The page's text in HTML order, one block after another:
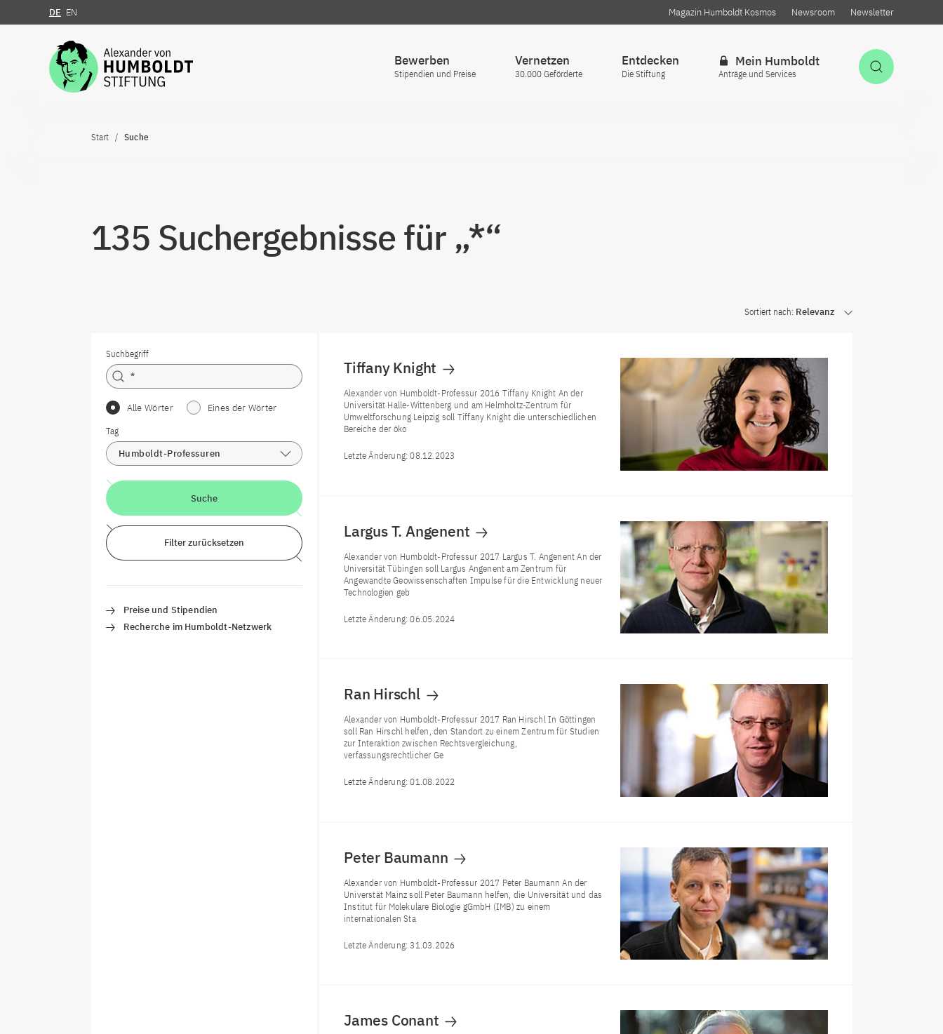
Zum Inhalt springen
DE EN Magazin Humboldt Kosmos Newsroom Newsletter
Bewerben
Stipendien und Preise
Vernetzen
30.000 Geförderte
Entdecken
Die Stiftung
Mein Humboldt
Anträge und Services
Start Suche
135 Suchergebnisse für „*“
Sortiert nach: Relevanz
Suchbegriff
Alle Wörter
Eines der Wörter
Tag
Humboldt-Professuren
Suche
Filter zurücksetzen
Preise und Stipendien
Recherche im Humboldt-Netzwerk
Tiffany Knight
Alexander von Humboldt-Professur 2016 Tiffany Knight An der
Universität Halle-Wittenberg und am Helmholtz-Zentrum für
Umweltforschung Leipzig soll Tiffany Knight die unterschiedlichen
Bereiche der öko
Letzte Änderung:08.12.2023
Largus T. Angenent
Alexander von Humboldt-Professur 2017 Largus T. Angenent An der
Universität Tübingen soll Largus Angenent am Zentrum für
Angewandte Geowissenschaften Impulse für die Entwicklung neuer
Technologien geb
Letzte Änderung:06.05.2024
Ran Hirschl
Alexander von Humboldt-Professur 2017 Ran Hirschl In Göttingen
soll Ran Hirschl helfen, den Standort zu einem Zentrum für Studien
zur Interaktion zwischen Rechtsvergleichung,
verfassungsrechtlicher Ge
Letzte Änderung:01.08.2022
Peter Baumann
Alexander von Humboldt-Professur 2017 Peter Baumann An der
Universtät Mainz soll Peter Baumann helfen, die Universität und das
Institut für Molekulare Biologie gGmbH (IMB) zu einem
internationalen Sta
Letzte Änderung:31.03.2026
James Conant